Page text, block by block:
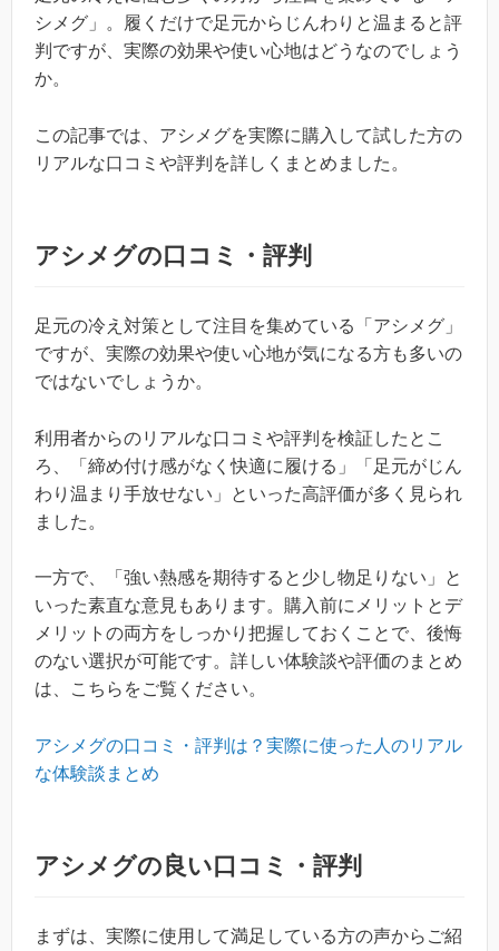
シメグ」。履くだけで足元からじんわりと温まると評
判ですが、実際の効果や使い心地はどうなのでしょう
か。
この記事では、アシメグを実際に購入して試した方の
リアルな口コミや評判を詳しくまとめました。
アシメグの口コミ・評判
足元の冷え対策として注目を集めている「アシメグ」
ですが、実際の効果や使い心地が気になる方も多いの
ではないでしょうか。
利用者からのリアルな口コミや評判を検証したとこ
ろ、「締め付け感がなく快適に履ける」「足元がじん
わり温まり手放せない」といった高評価が多く見られ
ました。
一方で、「強い熱感を期待すると少し物足りない」と
いった素直な意見もあります。購入前にメリットとデ
メリットの両方をしっかり把握しておくことで、後悔
のない選択が可能です。詳しい体験談や評価のまとめ
は、こちらをご覧ください。
アシメグの口コミ・評判は？実際に使った人のリアル
な体験談まとめ
アシメグの良い口コミ・評判
まずは、実際に使用して満足している方の声からご紹